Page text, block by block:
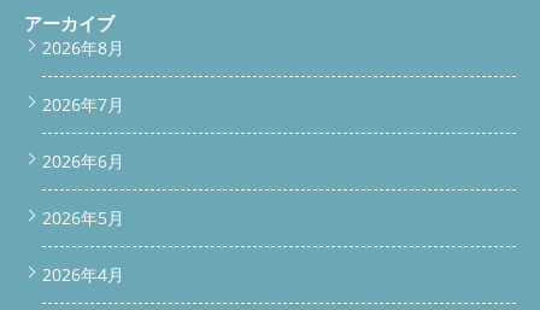
アーカイブ
2026年8月
2026年7月
2026年6月
2026年5月
2026年4月